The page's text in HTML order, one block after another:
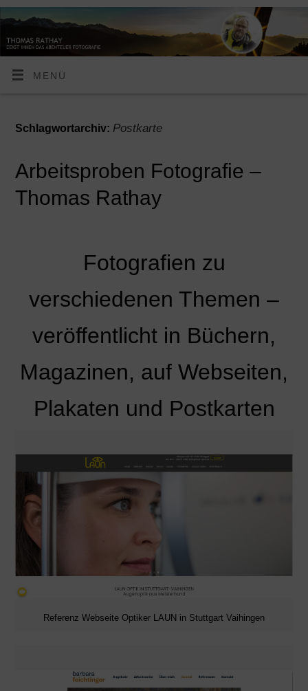
MENÜ
Schlagwortarchiv: Postkarte
Arbeitsproben Fotografie –
Thomas Rathay
Fotografien zu
verschiedenen Themen –
veröffentlicht in Büchern,
Magazinen, auf Webseiten,
Plakaten und Postkarten
Referenz Webseite Optiker LAUN in Stuttgart Vaihingen